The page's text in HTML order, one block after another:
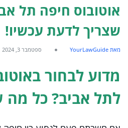
אוטובוס חיפה תל
שצריך לדעת עכשיו!
מאת YourLawGuide ספטמבר 3, 2024
מדוע לבחור
לתל אביב? כל מה